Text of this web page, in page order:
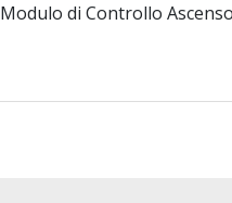
Modulo di Controllo